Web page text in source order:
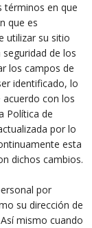
términos en que
que es
utilizar su sitio
de los
los campos de
identificado, lo
con los
Política de
por lo
esta
dichos cambios.
por
su dirección de
mismo cuando